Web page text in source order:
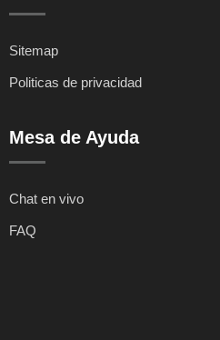
Sitemap
Politicas de privacidad
Mesa de Ayuda
Chat en vivo
FAQ